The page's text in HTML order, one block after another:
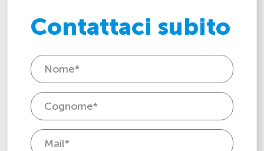
Contattaci subito